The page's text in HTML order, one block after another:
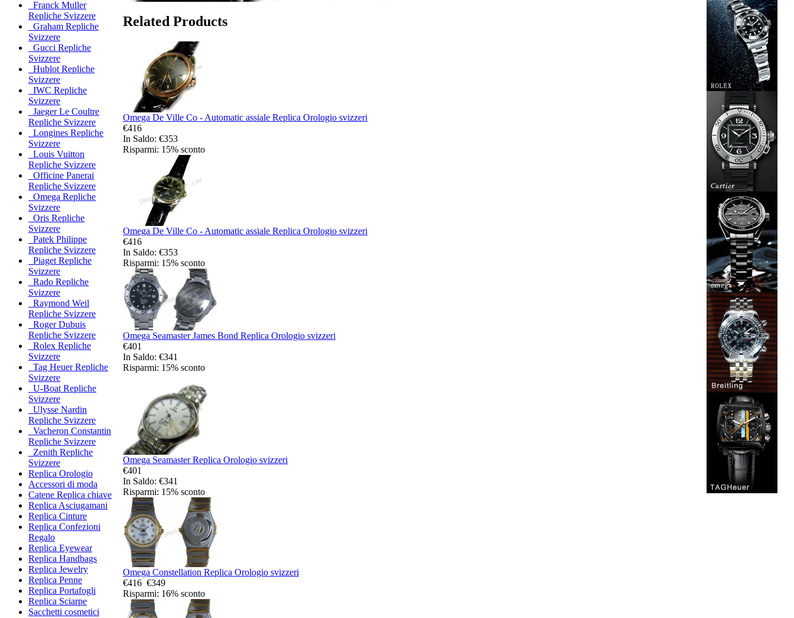
Franck Muller
Repliche Svizzere
Graham Repliche
Svizzere
Gucci Repliche
Svizzere
Hublot Repliche
Svizzere
IWC Repliche
Svizzere
Jaeger Le Coultre
Repliche Svizzere
Longines Repliche
Svizzere
Louis Vuitton
Repliche Svizzere
Officine Panerai
Repliche Svizzere
Omega Repliche
Svizzere
Oris Repliche
Svizzere
Patek Philippe
Repliche Svizzere
Piaget Repliche
Svizzere
Rado Repliche
Svizzere
Raymond Weil
Repliche Svizzere
Roger Dubuis
Repliche Svizzere
Rolex Repliche
Svizzere
Tag Heuer Repliche
Svizzere
U-Boat Repliche
Svizzere
Ulysse Nardin
Repliche Svizzere
Vacheron Constantin
Repliche Svizzere
Zenith Repliche
Svizzere
Replica Orologio
Accessori di moda
Catene Replica chiave
Replica Asciugamani
Replica Cinture
Replica Confezioni
Regalo
Replica Eyewear
Replica Handbags
Replica Jewelry
Replica Penne
Replica Portafogli
Replica Sciarpe
Sacchetti cosmetici
Related Products
Omega De Ville Co - Automatic assiale Replica Orologio svizzeri
€416
In Saldo: €353
Risparmi: 15% sconto
Omega De Ville Co - Automatic assiale Replica Orologio svizzeri
€416
In Saldo: €353
Risparmi: 15% sconto
Omega Seamaster James Bond Replica Orologio svizzeri
€401
In Saldo: €341
Risparmi: 15% sconto
Omega Seamaster Replica Orologio svizzeri
€401
In Saldo: €341
Risparmi: 15% sconto
Omega Constellation Replica Orologio svizzeri
€416 €349
Risparmi: 16% sconto